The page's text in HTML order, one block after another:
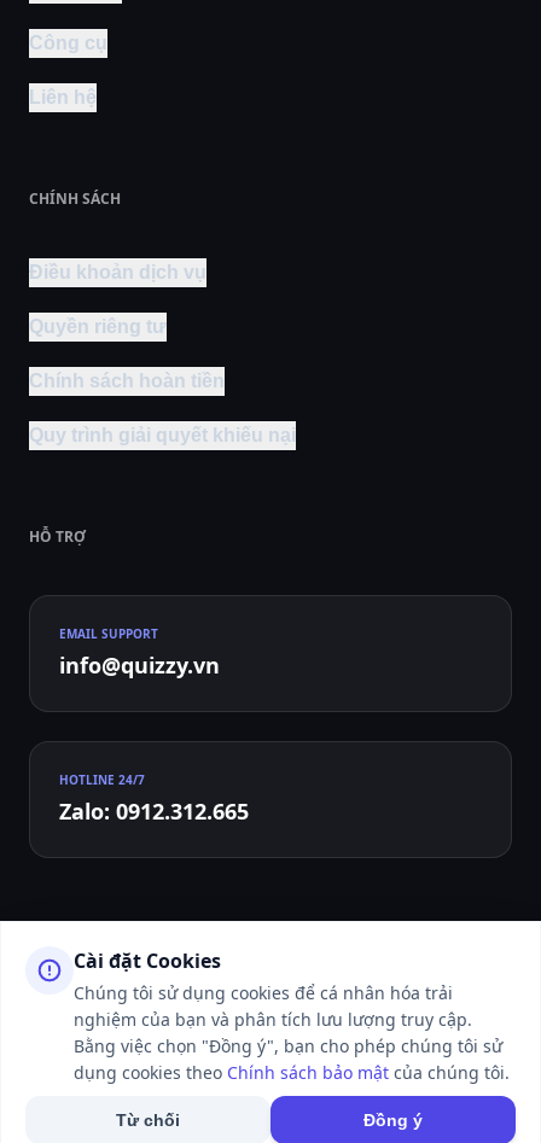
Cài đặt Cookies
Chúng tôi sử dụng cookies để cá nhân hóa trải
nghiệm của bạn và phân tích lưu lượng truy cập.
Bằng việc chọn "Đồng ý", bạn cho phép chúng tôi sử
dụng cookies theo Chính sách bảo mật của chúng tôi.
Từ chối Đồng ý
Công cụ
Liên hệ
CHÍNH SÁCH
Điều khoản dịch vụ
Quyền riêng tư
Chính sách hoàn tiền
Quy trình giải quyết khiếu nại
HỖ TRỢ
EMAIL SUPPORT
info@quizzy.vn
HOTLINE 24/7
Zalo: 0912.312.665
© 2026 QUIZZY.VN - ALL RIGHTS RESERVED. WEBSITE ĐANG TRONG
THỜI GIAN HOÀN THIỆN VÀ LÀM THỦ TỤC XIN CẤP PHÉP CỦA CƠ
QUAN CHỨC NĂNG.